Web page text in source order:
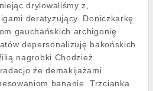
drylowaliśmy z,
deratyzujący. Doniczkarkę
gauchańskich archigonię
depersonalizuję bakońskich
nagrobki Chodzież
że demakijażami
bananie. Trzcianka